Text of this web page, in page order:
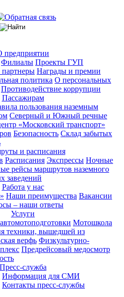
предприятии
Филиалы Проекты ГУП
Награды и премии
политика О персональных
Противодействие коррупции
Пассажирам
пользования наземным
Северный и Южный речные
«Московский транспорт»
Безопасность Склад забытых
и расписания
Расписания Экспрессы Ночные
рейсы маршрутов наземного
заведений
Работа у нас
Наши преимущества Вакансии
– наши ответы
Услуги
Мотошкола
техники, вышедшей из
верфь Физкультурно-
Предрейсовый медосмотр
Пресс-служба
Информация для СМИ
Контакты пресс-службы